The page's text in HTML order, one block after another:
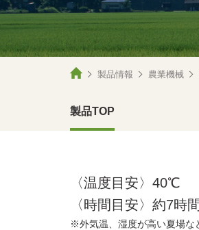
製品情報 農業機械
製品TOP
〈温度目安〉40℃
〈時間目安〉約7時間
※外気温、湿度が高い夏場な